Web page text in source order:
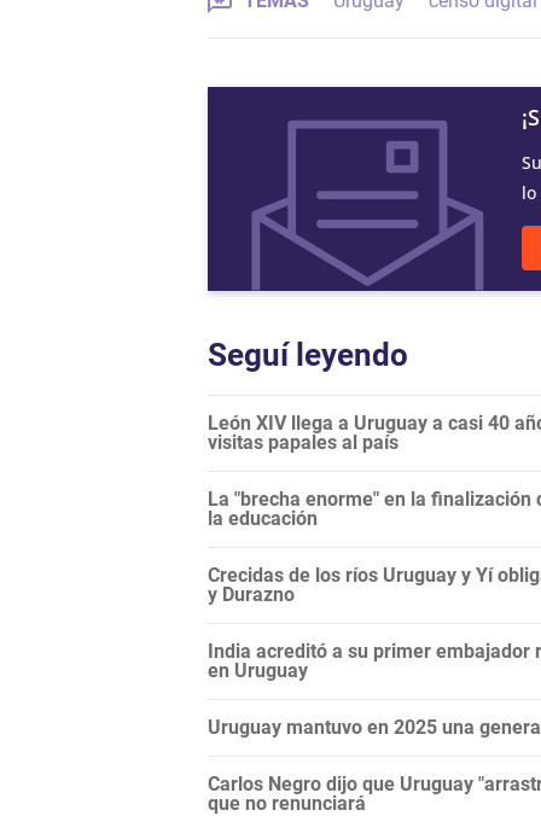
Seguí leyendo
León XIV llega a Uruguay a casi 40
visitas papales al país
La "brecha enorme" en la
la educación
Crecidas de los ríos Uruguay y Yí
y Durazno
India acreditó a su primer embajador
en Uruguay
Uruguay mantuvo en 2025 una
Carlos Negro dijo que Uruguay
que no renunciará